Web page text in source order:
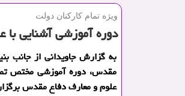
ویژه تمام كاركنان دولت
دوره آموزشی آشنایی
به گزارش جاویدانی از جانب
مقدس، دوره آموزشی مختص
علوم و معارف دفاع مقدس